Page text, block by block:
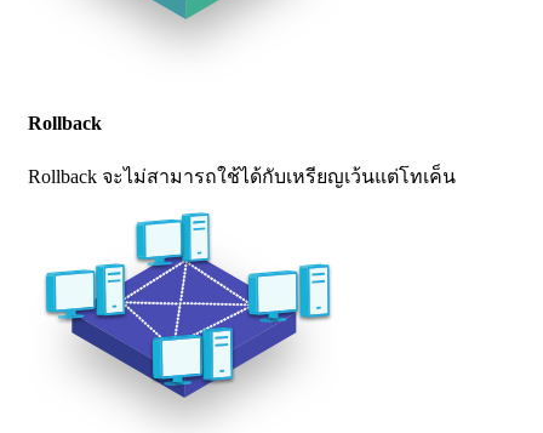
Rollback
Rollback จะไม่สามารถใช้ได้กับเหรียญเว้นแต่โทเค็น